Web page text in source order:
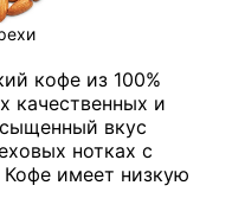
кофе из 100%
качественных и
вкус
нотках с
имеет низкую